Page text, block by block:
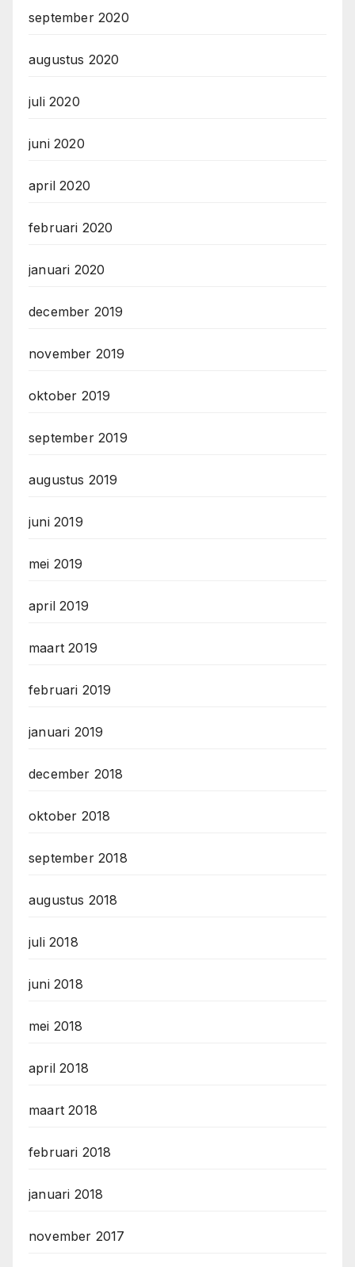
september 2020
augustus 2020
juli 2020
juni 2020
april 2020
februari 2020
januari 2020
december 2019
november 2019
oktober 2019
september 2019
augustus 2019
juni 2019
mei 2019
april 2019
maart 2019
februari 2019
januari 2019
december 2018
oktober 2018
september 2018
augustus 2018
juli 2018
juni 2018
mei 2018
april 2018
maart 2018
februari 2018
januari 2018
november 2017